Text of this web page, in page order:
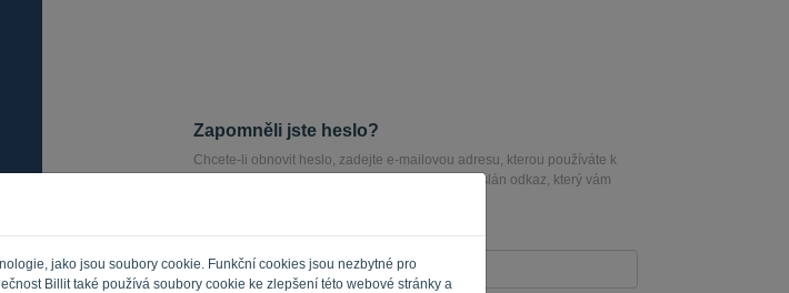
jako jsou soubory cookie. Funkční cookies jsou nezbytné pro
Billit také používá soubory cookie ke zlepšení této webové stránky a
Zapomněli jste heslo?
Chcete-li obnovit heslo, zadejte e-mailovou adresu, kterou používáte k
přihlášení. Na tuto e-mailovou adresu bude odeslán odkaz, který vám
E-mailem